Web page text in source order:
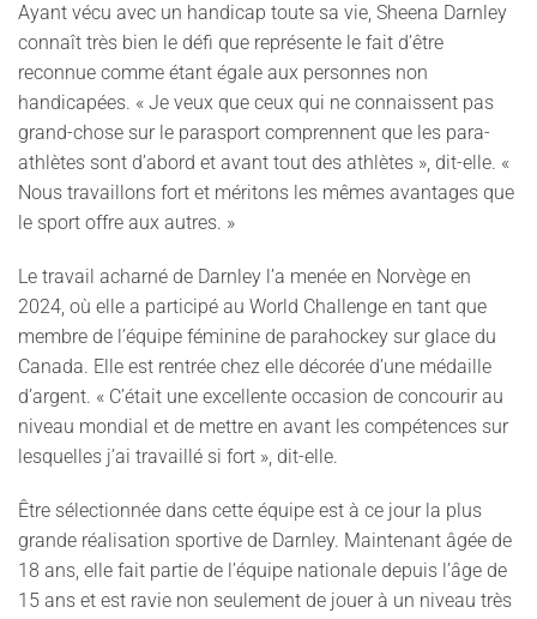
Ayant vécu avec un handicap toute sa vie, Sheena Darnley
connaît très bien le défi que représente le fait d’être
reconnue comme étant égale aux personnes non
handicapées. « Je veux que ceux qui ne connaissent pas
grand-chose sur le parasport comprennent que les para-
athlètes sont d’abord et avant tout des athlètes », dit-elle. «
Nous travaillons fort et méritons les mêmes avantages que
le sport offre aux autres. »
Le travail acharné de Darnley l’a menée en Norvège en
2024, où elle a participé au World Challenge en tant que
membre de l’équipe féminine de parahockey sur glace du
Canada. Elle est rentrée chez elle décorée d’une médaille
d’argent. « C’était une excellente occasion de concourir au
niveau mondial et de mettre en avant les compétences sur
lesquelles j’ai travaillé si fort », dit-elle.
Être sélectionnée dans cette équipe est à ce jour la plus
grande réalisation sportive de Darnley. Maintenant âgée de
18 ans, elle fait partie de l’équipe nationale depuis l’âge de
15 ans et est ravie non seulement de jouer à un niveau très